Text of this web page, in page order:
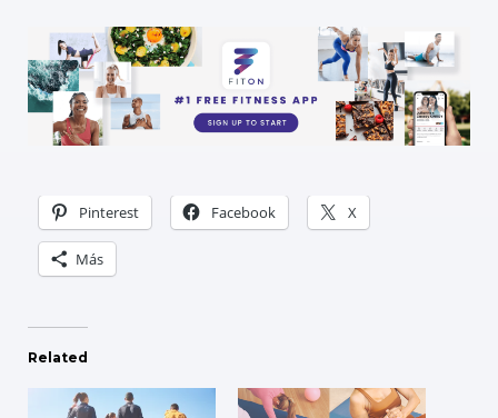
Pinterest Facebook X
Más
Related